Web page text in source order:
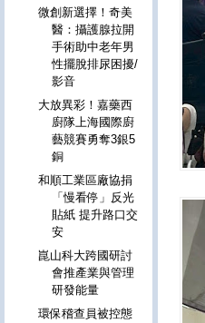
微創新選擇！奇美
醫：攝護腺拉開
手術助中老年男
性擺脫排尿困擾/
影音
大放異彩！嘉藥西
廚隊上海國際廚
藝競賽勇奪3銀5
銅
和順工業區廠協捐
「慢看停」反光
貼紙 提升路口交
安
崑山科大跨國研討
會推產業與管理
研發能量
環保稽查員被控態